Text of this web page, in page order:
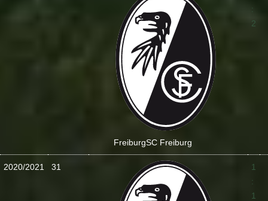
FreiburgSC Freiburg
:
2
2020/2021 31
1
:
1